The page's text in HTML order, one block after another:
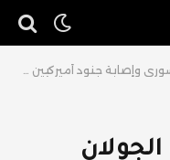
جنود أميركيين في “عين الأسد”